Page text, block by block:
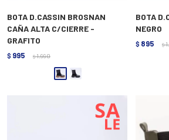
BOTA D.CASSIN BROSNAN
CAÑA ALTA C/CIERRE -
GRAFITO
$ 995 $ 1.990
BOTA
NEGRO
$ 895 $